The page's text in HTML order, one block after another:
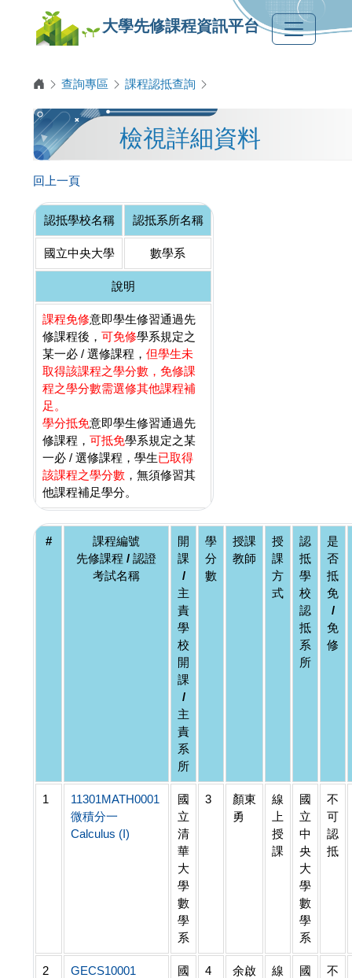
大學先修課程資訊平台
查詢專區 課程認抵查詢
檢視詳細資料
回上一頁
認抵學校名稱 認抵系所名稱
國立中央大學 數學系
說明
課程免修意即學生修習通過先
修課程後， 可免修學系規定之
某一必 / 選修課程， 但學生未
取得該課程之學分數，免修課
程之學分數需選修其他課程補
足。
學分抵免意即學生修習通過先
修課程， 可抵免學系規定之某
一必 / 選修課程，學生已取得
該課程之學分數 ，無須修習其
他課程補足學分。
#
課程編號
先修課程 / 認證
考試名稱
開
課
/
主
責
學
校
開
課
/
主
責
系
所
學
分
數
授課
教師
授
課
方
式
認
抵
學
校
認
抵
系
所
是
否
抵
免
/
免
修
1
11301MATH0001
微積分一
Calculus (I)
國
立
清
華
大
學
數
學
系
3
顏東
勇
線
上
授
課
國
立
中
央
大
學
數
學
系
不
可
認
抵
2
GECS10001
國
4
余啟
線
國
不